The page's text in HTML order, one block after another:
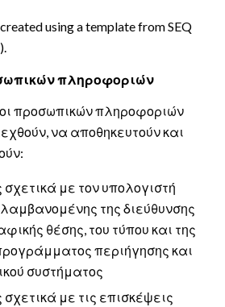
using a template from SEQ
πληροφοριών
προσωπικών πληροφοριών
να αποθηκευτούν και
με τον υπολογιστή
της διεύθυνσης
θέσης, του τύπου και της
περιήγησης και
συστήματος
με τις επισκέψεις